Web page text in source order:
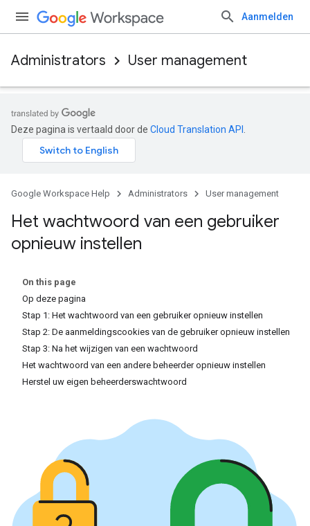
Aanmelden
Administrators User management
Deze pagina is vertaald door de Cloud Translation API
Google Workspace Help Administrators User management
Het wachtwoord van een gebruiker
opnieuw instellen
On this page
Op deze pagina
Stap 1: Het wachtwoord van een gebruiker opnieuw instellen
Stap 2: De aanmeldingscookies van de gebruiker opnieuw instellen
Stap 3: Na het wijzigen van een wachtwoord
Het wachtwoord van een andere beheerder opnieuw instellen
Herstel uw eigen beheerderswachtwoord